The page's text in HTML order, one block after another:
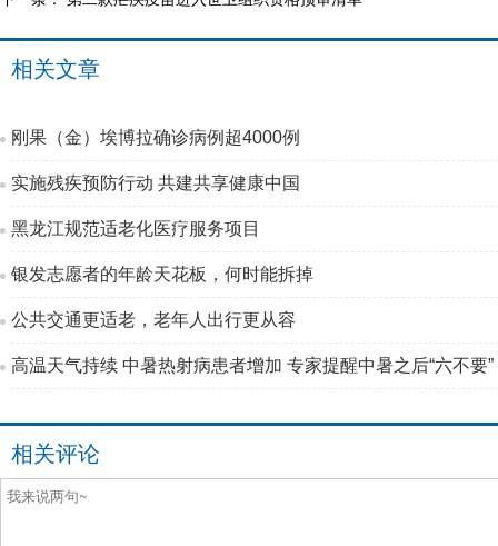
相关文章
刚果（金）埃博拉确诊病例超4000例
实施残疾预防行动 共建共享健康中国
黑龙江规范适老化医疗服务项目
银发志愿者的年龄天花板，何时能拆掉
公共交通更适老，老年人出行更从容
高温天气持续 中暑热射病患者增加 专家提醒中暑之后“六不要”
相关评论